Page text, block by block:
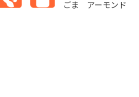
ごま アーモンド